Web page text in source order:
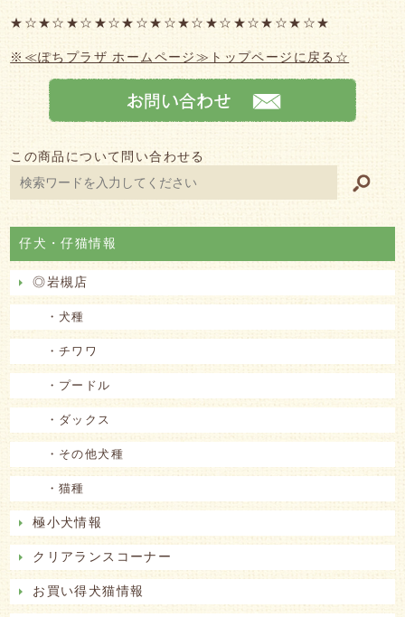
★☆★☆★☆★☆★☆★☆★☆★☆★☆★☆★☆★
※≪ぽちプラザ ホームページ≫トップページに戻る☆
この商品について問い合わせる
仔犬・仔猫情報
◎岩槻店
・犬種
・チワワ
・プードル
・ダックス
・その他犬種
・猫種
極小犬情報
クリアランスコーナー
お買い得犬猫情報